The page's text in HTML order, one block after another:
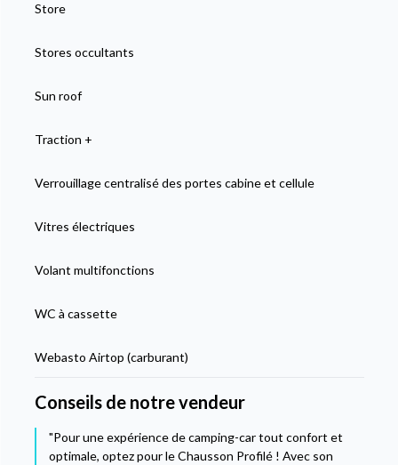
Store
Stores occultants
Sun roof
Traction +
Verrouillage centralisé des portes cabine et cellule
Vitres électriques
Volant multifonctions
WC à cassette
Webasto Airtop (carburant)
Conseils de notre vendeur
"Pour une expérience de camping-car tout confort et
optimale, optez pour le Chausson Profilé ! Avec son